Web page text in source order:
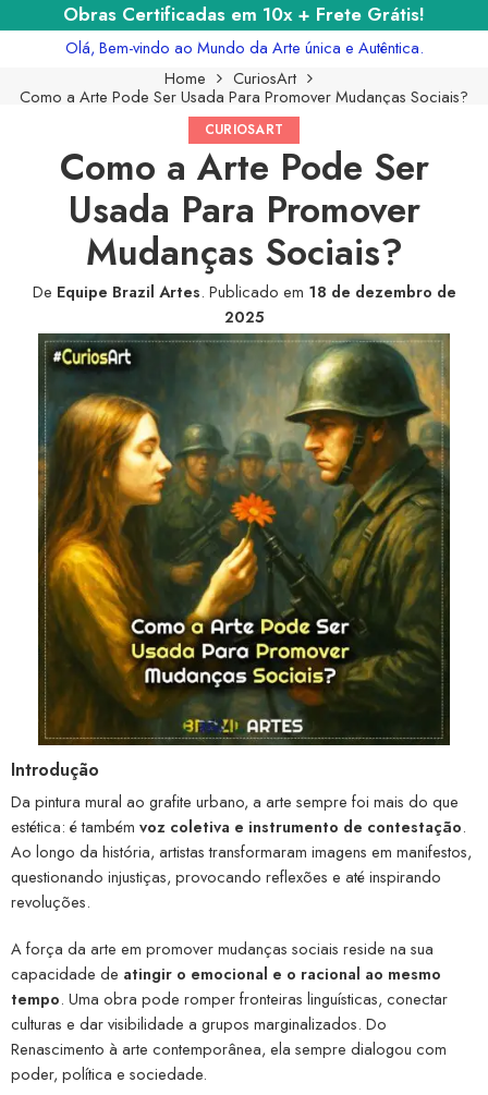
Obras Certificadas em 10x + Frete Grátis!
Olá, Bem-vindo ao Mundo da Arte única e Autêntica.
Home
CuriosArt
Como a Arte Pode Ser Usada Para Promover Mudanças Sociais?
CURIOSART
Como a Arte Pode Ser
Usada Para Promover
Mudanças Sociais?
De Equipe Brazil Artes. Publicado em 18 de dezembro de
2025
Introdução
Da pintura mural ao grafite urbano, a arte sempre foi mais do que
estética: é também voz coletiva e instrumento de contestação.
Ao longo da história, artistas transformaram imagens em manifestos,
questionando injustiças, provocando reflexões e até inspirando
revoluções.
A força da arte em promover mudanças sociais reside na sua
capacidade de atingir o emocional e o racional ao mesmo
tempo. Uma obra pode romper fronteiras linguísticas, conectar
culturas e dar visibilidade a grupos marginalizados. Do
Renascimento à arte contemporânea, ela sempre dialogou com
poder, política e sociedade.